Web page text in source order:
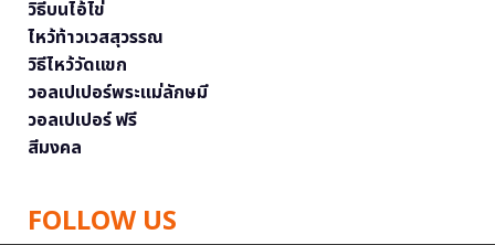
วิธีบนไอ้ไข่
ไหว้ท้าวเวสสุวรรณ
วิธีไหว้วัดแขก
วอลเปเปอร์พระแม่ลักษมี
วอลเปเปอร์ ฟรี
สีมงคล
FOLLOW US